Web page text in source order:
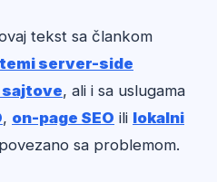
tekst sa člankom
server-side
sajtove, ali i sa uslugama
, on-page SEO ili lokalni
sa problemom.